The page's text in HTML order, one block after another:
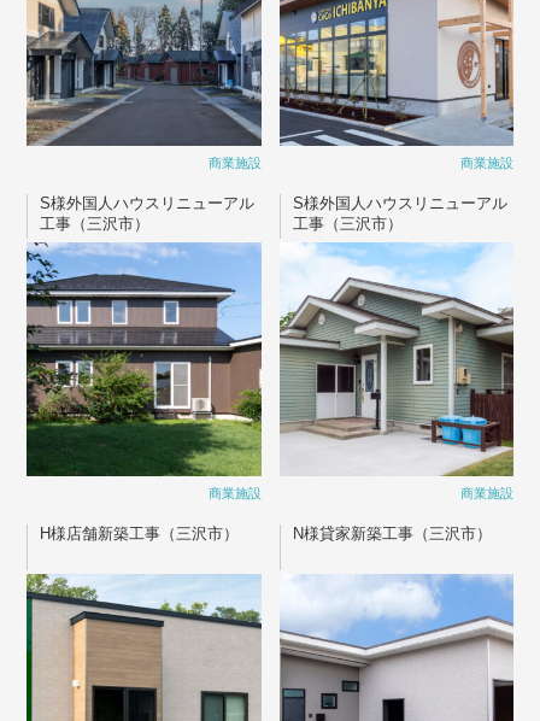
商業施設 商業施設
S様外国人ハウスリニューアル
工事（三沢市）
商業施設
S様外国人ハウスリニューアル
工事（三沢市）
商業施設
H様店舗新築工事（三沢市） N様貸家新築工事（三沢市）